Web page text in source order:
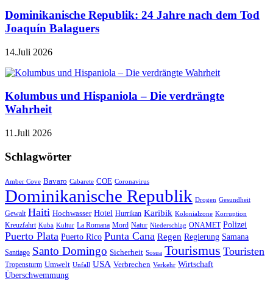
Dominikanische Republik: 24 Jahre nach dem Tod
Joaquín Balaguers
14.Juli 2026
Kolumbus und Hispaniola – Die verdrängte
Wahrheit
11.Juli 2026
Schlagwörter
Amber Cove Bavaro Cabarete COE Coronavirus
Dominikanische Republik Drogen Gesundheit
Gewalt Haiti Hochwasser Hotel Hurrikan Karibik Kolonialzone Korruption
Kreuzfahrt Kuba Kultur La Romana Mord Natur Niederschlag ONAMET Polizei
Puerto Plata Puerto Rico Punta Cana Regen Regierung Samana
Santiago Santo Domingo Sicherheit Sosua Tourismus Touristen
Tropensturm Umwelt Unfall USA Verbrechen Verkehr Wirtschaft
Überschwemmung